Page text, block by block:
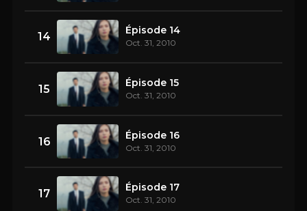
14 Épisode 14
Oct. 31, 2010
15 Épisode 15
Oct. 31, 2010
16 Épisode 16
Oct. 31, 2010
17 Épisode 17
Oct. 31, 2010